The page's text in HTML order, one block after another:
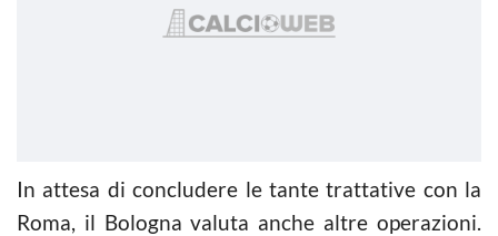
In attesa di concludere le tante trattative con la
Roma, il Bologna valuta anche altre operazioni.